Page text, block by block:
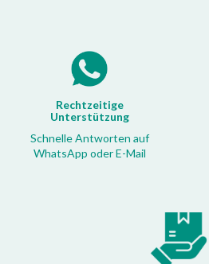
Rechtzeitige
Unterstützung
Schnelle Antworten auf
WhatsApp oder E-Mail